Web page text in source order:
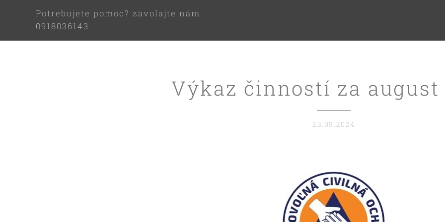
Potrebujete pomoc? zavolajte nám
0918036143
Výkaz činností za august
23.09.2024